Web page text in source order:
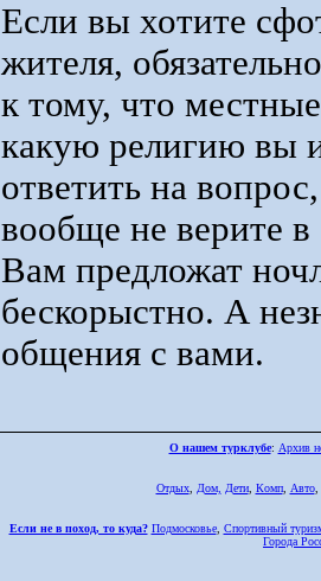
Если вы хотите
жителя,
к тому, что
какую религию вы
ответить на
вообще не верите
Вам предложат
бескорыстно. А
общения с вами.
О нашем турклубе: Архив
Отдых, Дом, Дети, Комп, Авто,
Если не в поход, то куда? Подмосковье, Спортивный
Города